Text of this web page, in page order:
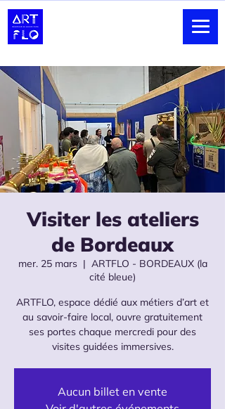
Visiter les ateliers
de Bordeaux
mer. 25 mars
  |
ARTFLO - BORDEAUX (la
cité bleue)
ARTFLO, espace dédié aux métiers d’art et
au savoir-faire local, ouvre gratuitement
ses portes chaque mercredi pour des
visites guidées immersives.
Aucun billet en vente